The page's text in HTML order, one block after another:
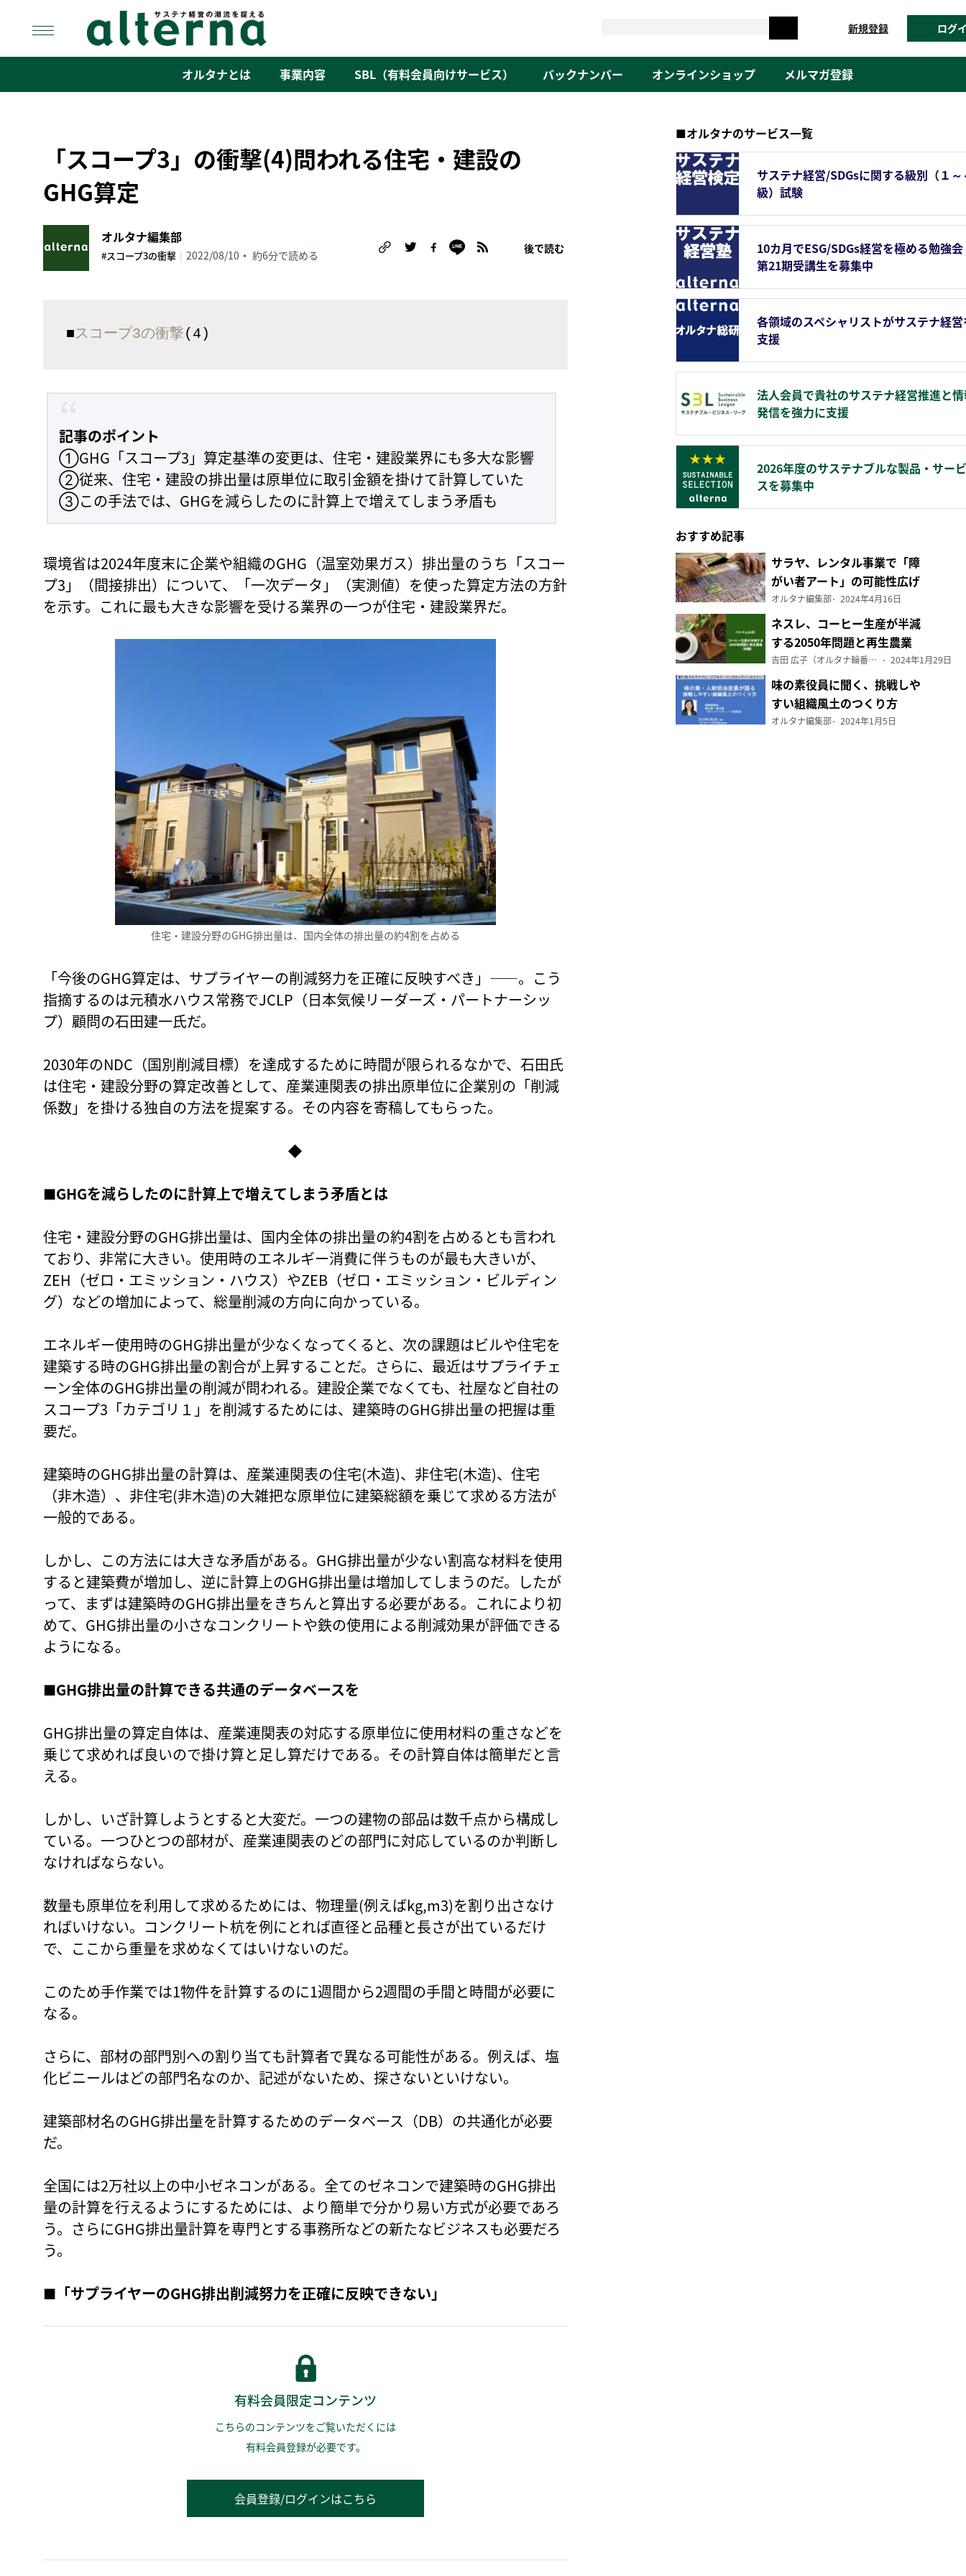
content
新規登録 ログ
オルタナとは 事業内容 SBL（有料会員向けサービス） バックナンバー オンラインショップ メルマガ登録
「スコープ3」の衝撃(4)問われる住宅・建設の
GHG算定
オルタナ編集部
#スコープ3の衝撃 | 2022/08/10 約6分で読める
後で読む
■スコープ3の衝撃(4)
記事のポイント
①GHG「スコープ3」算定基準の変更は、住宅・建設業界にも多大な影響
②従来、住宅・建設の排出量は原単位に取引金額を掛けて計算していた
③この手法では、GHGを減らしたのに計算上で増えてしまう矛盾も
環境省は2024年度末に企業や組織のGHG（温室効果ガス）排出量のうち「スコー
プ3」（間接排出）について、「一次データ」（実測値）を使った算定方法の方針
を示す。これに最も大きな影響を受ける業界の一つが住宅・建設業界だ。
住宅・建設分野のGHG排出量は、国内全体の排出量の約4割を占める
「今後のGHG算定は、サプライヤーの削減努力を正確に反映すべき」——。こう
指摘するのは元積水ハウス常務でJCLP（日本気候リーダーズ・パートナーシッ
プ）顧問の石田建一氏だ。
2030年のNDC（国別削減目標）を達成するために時間が限られるなかで、石田氏
は住宅・建設分野の算定改善として、産業連関表の排出原単位に企業別の「削減
係数」を掛ける独自の方法を提案する。その内容を寄稿してもらった。
◆
■GHGを減らしたのに計算上で増えてしまう矛盾とは
住宅・建設分野のGHG排出量は、国内全体の排出量の約4割を占めるとも言われ
ており、非常に大きい。使用時のエネルギー消費に伴うものが最も大きいが、
ZEH（ゼロ・エミッション・ハウス）やZEB（ゼロ・エミッション・ビルディン
グ）などの増加によって、総量削減の方向に向かっている。
エネルギー使用時のGHG排出量が少なくなってくると、次の課題はビルや住宅を
建築する時のGHG排出量の割合が上昇することだ。さらに、最近はサプライチェ
ーン全体のGHG排出量の削減が問われる。建設企業でなくても、社屋など自社の
スコープ3「カテゴリ１」を削減するためには、建築時のGHG排出量の把握は重
要だ。
建築時のGHG排出量の計算は、産業連関表の住宅(木造)、非住宅(木造)、住宅
（非木造）、非住宅(非木造)の大雑把な原単位に建築総額を乗じて求める方法が
一般的である。
しかし、この方法には大きな矛盾がある。GHG排出量が少ない割高な材料を使用
すると建築費が増加し、逆に計算上のGHG排出量は増加してしまうのだ。したが
って、まずは建築時のGHG排出量をきちんと算出する必要がある。これにより初
めて、GHG排出量の小さなコンクリートや鉄の使用による削減効果が評価できる
ようになる。
■GHG排出量の計算できる共通のデータベースを
GHG排出量の算定自体は、産業連関表の対応する原単位に使用材料の重さなどを
乗じて求めれば良いので掛け算と足し算だけである。その計算自体は簡単だと言
える。
しかし、いざ計算しようとすると大変だ。一つの建物の部品は数千点から構成し
ている。一つひとつの部材が、産業連関表のどの部門に対応しているのか判断し
なければならない。
数量も原単位を利用して求めるためには、物理量(例えばkg,m3)を割り出さなけ
ればいけない。コンクリート杭を例にとれば直径と品種と長さが出ているだけ
で、ここから重量を求めなくてはいけないのだ。
このため手作業では1物件を計算するのに1週間から2週間の手間と時間が必要に
なる。
さらに、部材の部門別への割り当ても計算者で異なる可能性がある。例えば、塩
化ビニールはどの部門名なのか、記述がないため、探さないといけない。
建築部材名のGHG排出量を計算するためのデータベース（DB）の共通化が必要
だ。
全国には2万社以上の中小ゼネコンがある。全てのゼネコンで建築時のGHG排出
量の計算を行えるようにするためには、より簡単で分かり易い方式が必要であろ
う。さらにGHG排出量計算を専門とする事務所などの新たなビジネスも必要だろ
う。
■ 「サプライヤーのGHG排出削減努力を正確に反映できない」
有料会員限定コンテンツ
こちらのコンテンツをご覧いただくには
有料会員登録が必要です。
会員登録/ログインはこちら
■オルタナのサービス一覧
サステナ経営/SDGsに関する級別（１～
級）試験
10カ月でESG/SDGs経営を極める勉強
第21期受講生を募集中
各領域のスペシャリストがサステナ経
支援
法人会員で貴社のサステナ経営推進と
発信を強力に支援
2026年度のサステナブルな製品・サービ
スを募集中
おすすめ記事
サラヤ、レンタル事業で「障
がい者アート」の可能性広げ
る
オルタナ編集部 2024年4月16日
ネスレ、コーヒー生産が半減
する2050年問題と再生農業
（前編）
吉田 広子（オルタナ輪番編集長） 2024年1月29日
味の素役員に聞く、挑戦しや
すい組織風土のつくり方
オルタナ編集部 2024年1月5日